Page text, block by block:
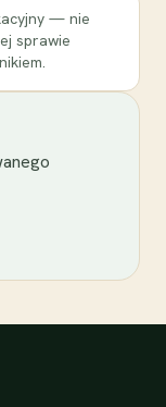
— nie
sprawie